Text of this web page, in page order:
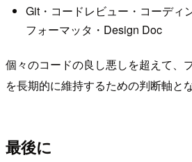
Git・コードレビュー・コーディ
フォーマッタ・Design Doc
個々のコードの良し悪しを超えて、
を長期的に維持するための判断軸と
最後に